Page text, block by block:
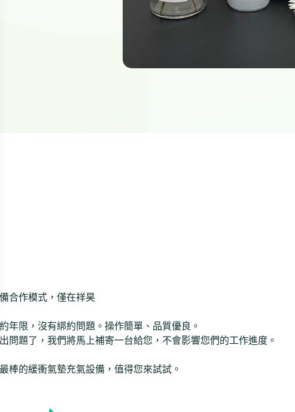
備合作模式，僅在祥昊
年限，沒有綁約問題。操作簡單、品質優良。
問題了，我們將馬上補寄一台給您，不會影響您們的工作進度。
棒的緩衝氣墊充氣設備，值得您來試試。